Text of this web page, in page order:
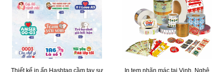
Thiết kế in ấn Hashtag cầm tay sự
In tem nhãn mác tại Vinh, Nghệ